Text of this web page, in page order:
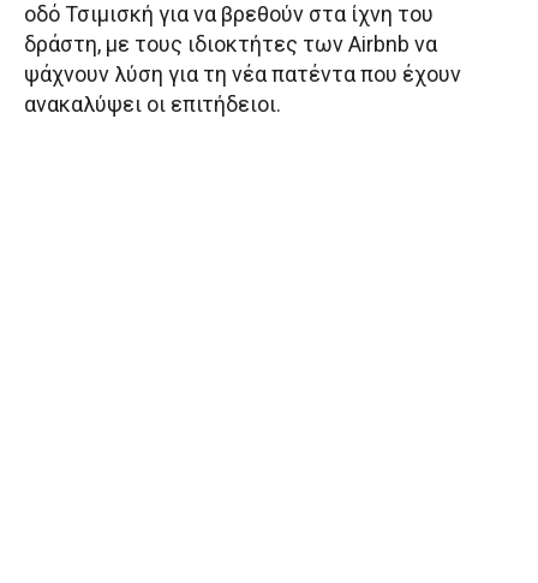
οδό Τσιμισκή για να βρεθούν στα ίχνη του
δράστη, με τους ιδιοκτήτες των Airbnb να
ψάχνουν λύση για τη νέα πατέντα που έχουν
ανακαλύψει οι επιτήδειοι.